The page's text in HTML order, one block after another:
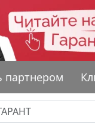
партнером